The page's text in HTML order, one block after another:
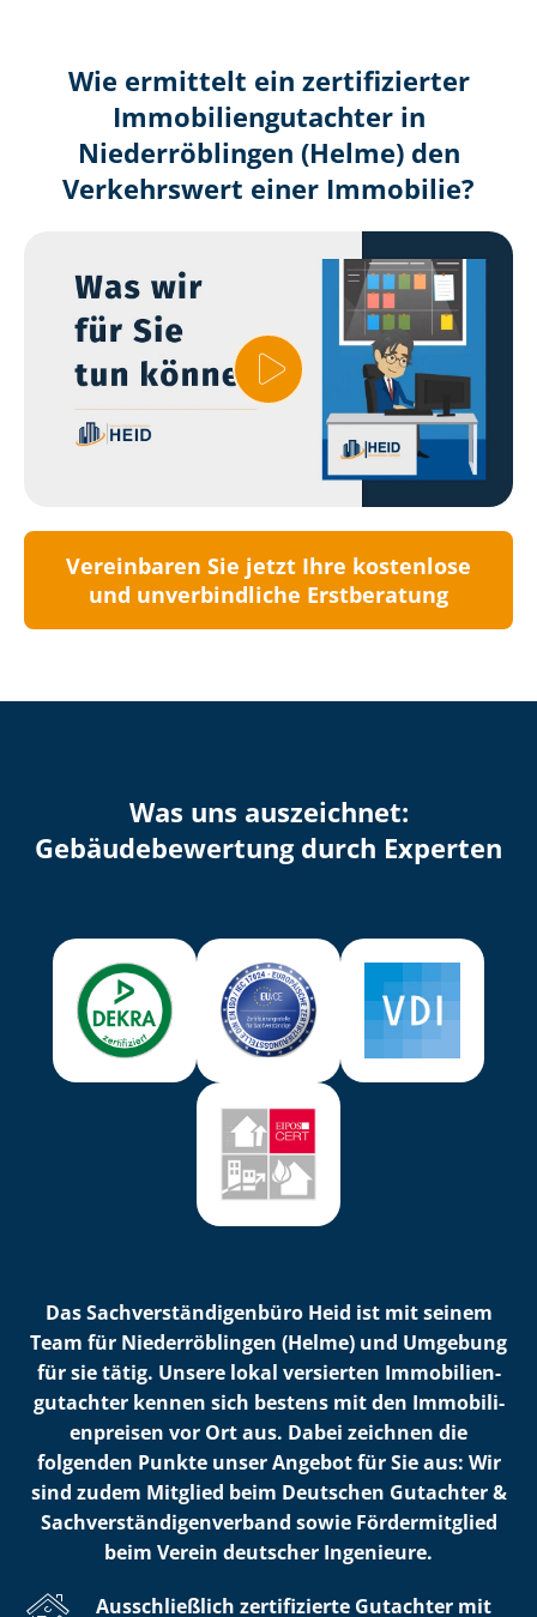
Wie ermittelt ein zertifizierter
Immobilien­gutachter in
Niederröblingen (Helme) den
Verkehrswert einer Immobilie?
Vereinbaren Sie jetzt Ihre kostenlose
und unverbindliche Erstberatung
Was uns auszeichnet:
Ge­bäu­de­be­wer­tung durch Experten
Das Sach­ver­stän­di­gen­bü­ro Heid ist mit seinem
Team für Niederröblingen (Helme) und Umgebung
für sie tätig. Unsere lokal versierten Im­mo­bi­li­en­
gut­ach­ter kennen sich bestens mit den Im­mo­bi­li­
en­prei­sen vor Ort aus. Dabei zeichnen die
folgenden Punkte unser Angebot für Sie aus: Wir
sind zudem Mitglied beim Deutschen Gutachter &
Sach­ver­stän­di­gen­ver­band sowie Fördermitglied
beim Verein deutscher Ingenieure.
Ausschließlich zertifizierte Gutachter mit